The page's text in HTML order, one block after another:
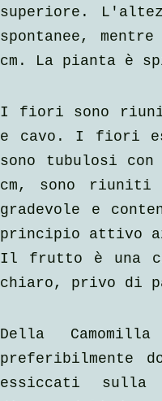
superiore.
spontanee,
cm. La pianta è
I fiori sono
e cavo. I fiori
sono tubulosi
cm, sono riuniti
gradevole e
principio attivo
Il frutto è una
chiaro, privo di
Della
preferibilmente
essiccati